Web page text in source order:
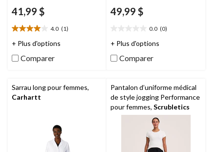
41,99 $
4.0 (1)
4.0
étoile(s)
5.
+ Plus d'options
Comparer
49,99 $
0.0 (0)
étoile(s)
5.
+ Plus d'options
Comparer
Sarrau long pour femmes,
Carhartt
Pantalon d’uniforme médical
de style jogging Performance
pour femmes, Scrubletics